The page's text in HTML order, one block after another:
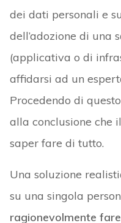
dei dati personali e
dell’adozione di una
(applicativa o di
affidarsi ad un
Procedendo di
alla conclusione che
saper fare di tutto.
Una soluzione
su una singola
ragionevolmente